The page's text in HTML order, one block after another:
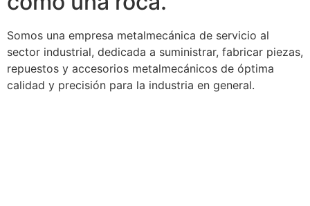
Somos una empresa metalmecánica de servicio al
sector industrial, dedicada a suministrar, fabricar piezas,
repuestos y accesorios metalmecánicos de óptima
calidad y precisión para la industria en general.